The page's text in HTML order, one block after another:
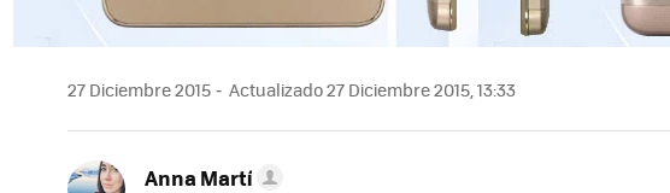
27 Diciembre 2015 Actualizado 27 Diciembre 2015, 13:33
Anna Martí